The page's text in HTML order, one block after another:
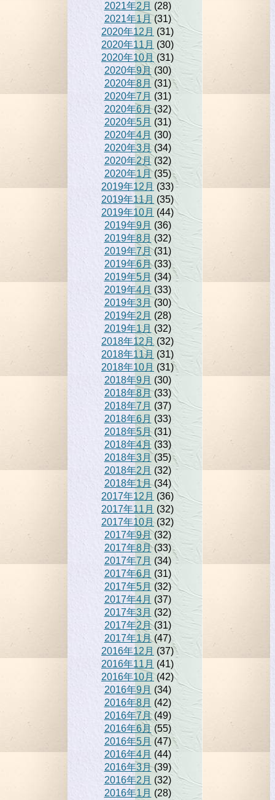
2021年2月 (28)
2021年1月 (31)
2020年12月 (31)
2020年11月 (30)
2020年10月 (31)
2020年9月(30)
2020年8月 (31)
2020年7月(31)
2020年6月(32)
2020年5月 (31)
2020年4月 (30)
2020年3月(34)
2020年2月(32)
2020年1月(35)
2019年12月 (33)
2019年11月 (35)
2019年10月 (44)
2019年9月 (36)
2019年8月 (32)
2019年7月(31)
2019年6月(33)
2019年5月 (34)
2019年4月 (33)
2019年3月 (30)
2019年2月 (28)
2019年1月 (32)
2018年12月(32)
2018年11月 (31)
2018年10月 (31)
2018年9月 (30)
2018年8月(33)
2018年7月 (37)
2018年6月 (33)
2018年5月(31)
2018年4月(33)
2018年3月 (35)
2018年2月(32)
2018年1月(34)
2017年12月 (36)
2017年11月 (32)
2017年10月(32)
2017年9月(32)
2017年8月(33)
2017年7月(34)
2017年6月 (31)
2017年5月 (32)
2017年4月 (37)
2017年3月 (32)
2017年2月(31)
2017年1月(47)
2016年12月 (37)
2016年11月 (41)
2016年10月 (42)
2016年9月 (34)
2016年8月 (42)
2016年7月(49)
2016年6月(55)
2016年5月 (47)
2016年4月(44)
2016年3月(39)
2016年2月 (32)
2016年1月 (28)